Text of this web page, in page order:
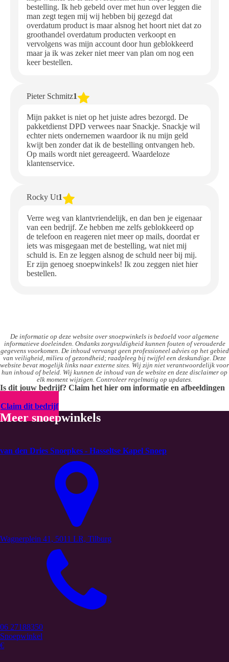
bestelling. Ik heb gebeld over met hun over leggen die
man zegt tegen mij wij hebben bij gezegd dat
overdatum product is maar alsnog het hoort niet dat zo
groothandel overdatum producten verkoopt en
vervolgens was mijn account door hun geblokkeerd
maar ja ik was zeker niet meer van plan om nog een
keer bestellen.
Pieter Schmitz1
Mijn pakket is niet op het juiste adres bezorgd. De
pakketdienst DPD verwees naar Snackje. Snackje wil
echter niets ondernemen waardoor ik nu mijn geld
kwijt ben zonder dat ik de bestelling ontvangen heb.
Op mails wordt niet gereageerd. Waardeloze
klantenservice.
Rocky Ut1
Verre weg van klantvriendelijk, en dan ben je eigenaar
van een bedrijf. Ze hebben me zelfs geblokkeerd op
de telefoon en reageren niet meer op mails, doordat er
iets was misgegaan met de bestelling, wat niet mij
schuld is. En ze leggen alsnog de schuld neer bij mij.
Er zijn genoeg snoepwinkels! Ik zou zeggen niet hier
bestellen.
De informatie op deze website over snoepwinkels is bedoeld voor algemene
informatieve doeleinden. Ondanks zorgvuldigheid kunnen fouten of verouderde
gegevens voorkomen. De inhoud vervangt geen professioneel advies op het gebied
van veiligheid, milieu of gezondheid; raadpleeg bij twijfel een deskundige. Deze
website bevat mogelijk links naar externe sites. Wij zijn niet verantwoordelijk voor
hun inhoud of beleid. Wij kunnen de inhoud van de website en deze disclaimer op
elk moment wijzigen. Controleer regelmatig op updates.
Is dit jouw bedrijf? Claim het hier om informatie en afbeeldingen
Claim dit bedrijf
Meer snoepwinkels
van den Dries Snoepkes - Hasseltse Kapel Snoep
Wagnerplein 41, 5011 LR, Tilburg
06 27188350
Snoepwinkel
€